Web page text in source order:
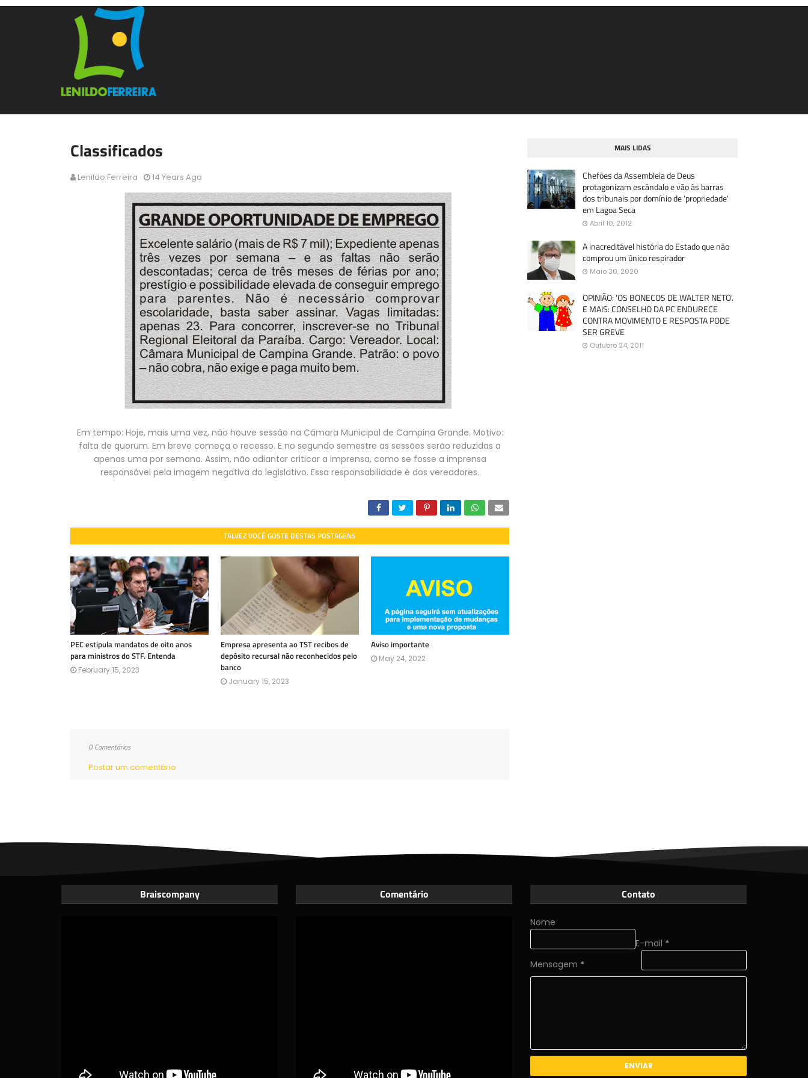
Classificados
Lenildo Ferreira 14 Years Ago
Em tempo: Hoje, mais uma vez, não houve sessão na Câmara Municipal de Campina Grande. Motivo:
falta de quorum. Em breve começa o recesso. E no segundo semestre as sessões serão reduzidas a
apenas uma por semana. Assim, não adiantar criticar a imprensa, como se fosse a imprensa
responsável pela imagem negativa do legislativo. Essa responsabilidade é dos vereadores.
TALVEZ VOCÊ GOSTE DESTAS POSTAGENS
PEC estipula mandatos de oito anos
para ministros do STF. Entenda
February 15, 2023
Empresa apresenta ao TST recibos de
depósito recursal não reconhecidos pelo
banco
January 15, 2023
Aviso importante
May 24, 2022
0 Comentários
Postar um comentário
MAIS LIDAS
Chefões da Assembleia de Deus
protagonizam escândalo e vão às barras
dos tribunais por domínio de 'propriedade'
em Lagoa Seca
Abril 10, 2012
A inacreditável história do Estado que não
comprou um único respirador
Maio 30, 2020
OPINIÃO: 'OS BONECOS DE WALTER NETO'.
E MAIS: CONSELHO DA PC ENDURECE
CONTRA MOVIMENTO E RESPOSTA PODE
SER GREVE
Outubro 24, 2011
Braiscompany Comentário Contato
Nome
E-mail *
Mensagem *